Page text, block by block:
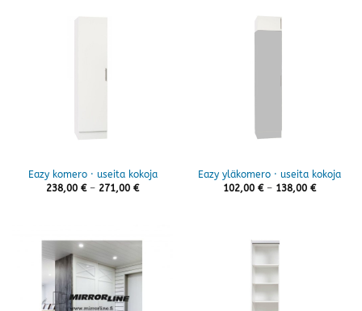
Eazy komero · useita kokoja
238,00 € – 271,00 €Hintaluokka:
Eazy yläkomero · useita kokoja
102,00 € – 138,00 €